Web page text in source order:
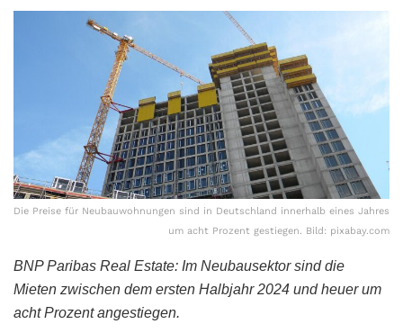
Die Preise für Neubauwohnungen sind in Deutschland innerhalb eines Jahres
um acht Prozent gestiegen. Bild: pixabay.com
BNP Paribas Real Estate: Im Neubausektor sind die
Mieten zwischen dem ersten Halbjahr 2024 und heuer um
acht Prozent angestiegen.